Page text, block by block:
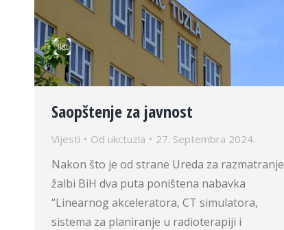
Saopštenje za javnost
Vijesti Od ukctuzla 27. Septembra 2024.
Nakon što je od strane Ureda za razmatranje
žalbi BiH dva puta poništena nabavka
“Linearnog akceleratora, CT simulatora,
sistema za planiranje u radioterapiji i